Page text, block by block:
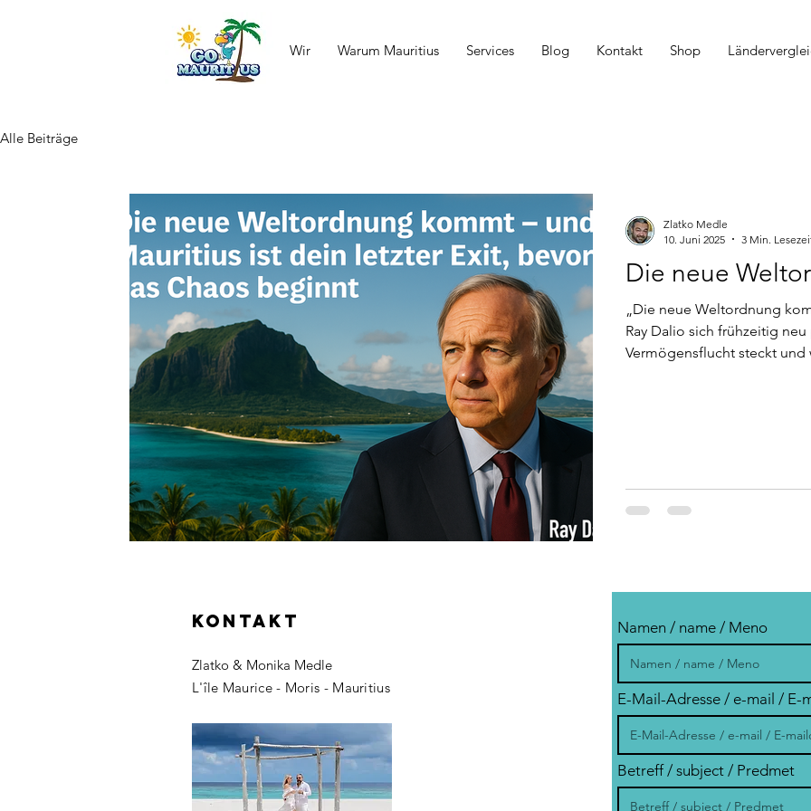
Wir Warum Mauritius Services Blog Kontakt Shop
Alle Beiträge
Die neue
„Die neue Weltordnung
Ray Dalio sich frühzeitig
Vermögensflucht steckt und
Zlatko Medle
10. Juni 2025
3 Min.
KONTAKT
Zlatko & Monika Medle
L'île Maurice - Moris - Mauritius
Namen / name / Meno
E-Mail-Adresse / e-mail / E-
Betreff / subject / Predmet